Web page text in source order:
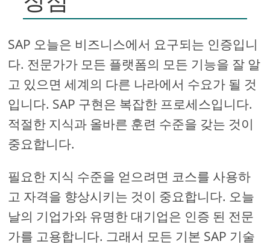
SAP 오늘은 비즈니스에서 요구되는 인증입니
다. 전문가가 모든 플랫폼의 모든 기능을 잘 알
고 있으면 세계의 다른 나라에서 수요가 될 것
입니다. SAP 구현은 복잡한 프로세스입니다.
적절한 지식과 올바른 훈련 수준을 갖는 것이
중요합니다.
필요한 지식 수준을 얻으려면 코스를 사용하
고 자격을 향상시키는 것이 중요합니다. 오늘
날의 기업가와 유명한 대기업은 인증 된 전문
가를 고용합니다. 그래서 모든 기본 SAP 기술